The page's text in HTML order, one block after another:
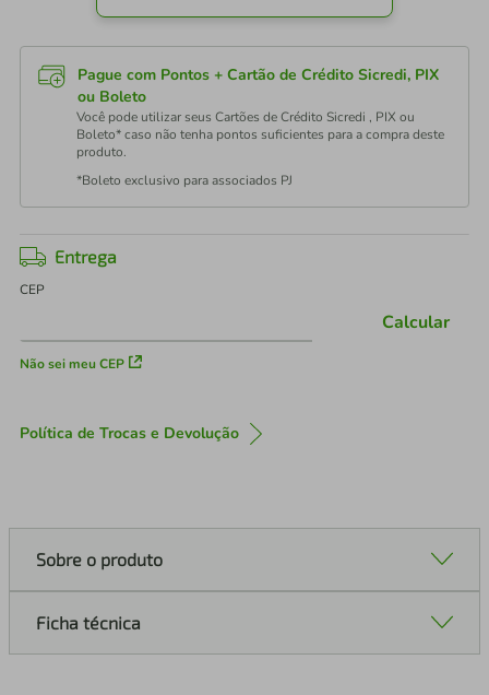
Pague com Pontos + Cartão de Crédito Sicredi, PIX
ou Boleto
Você pode utilizar seus Cartões de Crédito Sicredi , PIX ou
Boleto* caso não tenha pontos suficientes para a compra deste
produto.
*Boleto exclusivo para associados PJ
Entrega
CEP
Não sei meu CEP
Calcular
Política de Trocas e Devolução
Sobre o produto
Ficha técnica